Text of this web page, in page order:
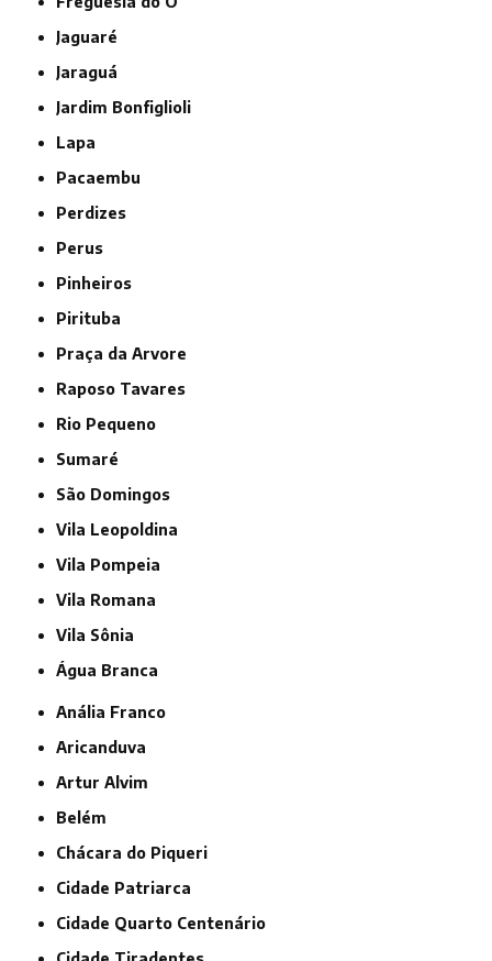
Jaguaré
Jaraguá
Jardim Bonfiglioli
Lapa
Pacaembu
Perdizes
Perus
Pinheiros
Pirituba
Praça da Arvore
Raposo Tavares
Rio Pequeno
Sumaré
São Domingos
Vila Leopoldina
Vila Pompeia
Vila Romana
Vila Sônia
Água Branca
Anália Franco
Aricanduva
Artur Alvim
Belém
Chácara do Piqueri
Cidade Patriarca
Cidade Quarto Centenário